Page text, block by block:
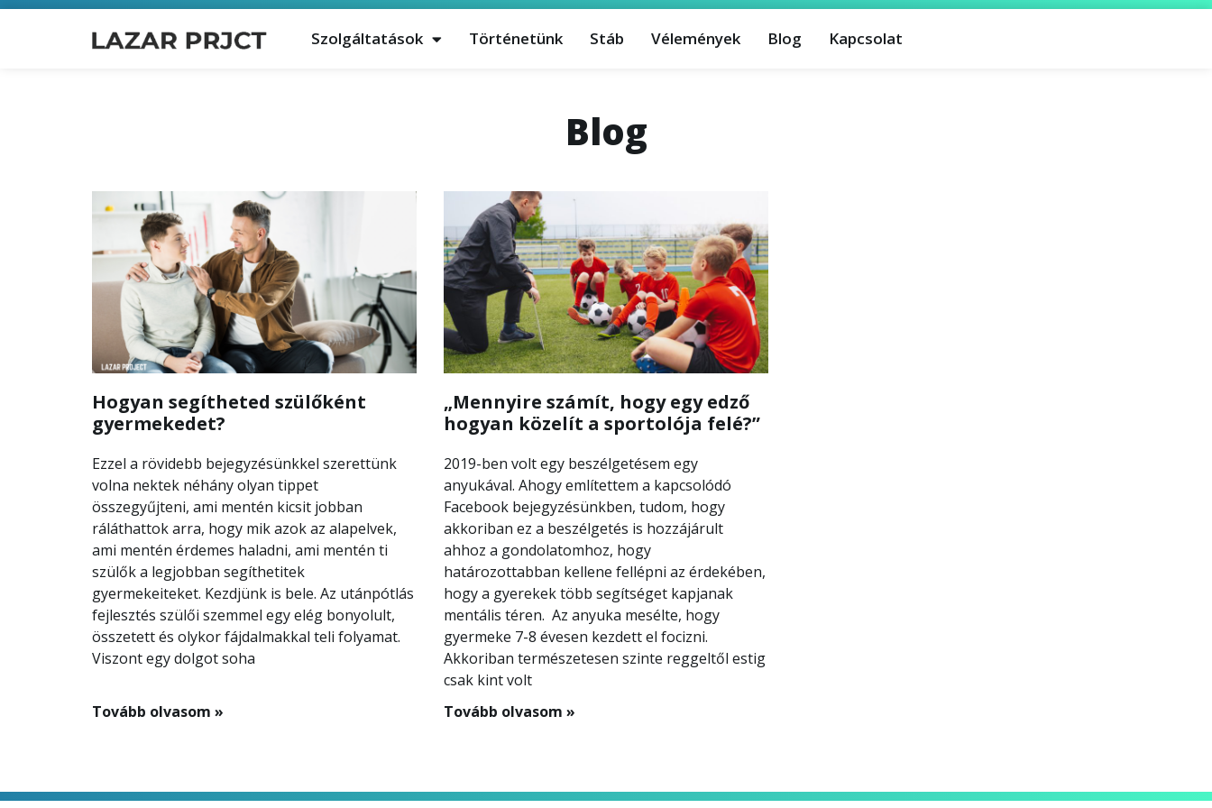
Szolgáltatások Történetünk Stáb Vélemények Blog Kapcsolat
Blog
Hogyan segítheted szülőként
gyermekedet?
Ezzel a rövidebb bejegyzésünkkel szerettünk
volna nektek néhány olyan tippet
összegyűjteni, ami mentén kicsit jobban
ráláthattok arra, hogy mik azok az alapelvek,
ami mentén érdemes haladni, ami mentén ti
szülők a legjobban segíthetitek
gyermekeiteket. Kezdjünk is bele. Az utánpótlás
fejlesztés szülői szemmel egy elég bonyolult,
összetett és olykor fájdalmakkal teli folyamat.
Viszont egy dolgot soha
Tovább olvasom »
„Mennyire számít, hogy egy edző
hogyan közelít a sportolója felé?”
2019-ben volt egy beszélgetésem egy
anyukával. Ahogy említettem a kapcsolódó
Facebook bejegyzésünkben, tudom, hogy
akkoriban ez a beszélgetés is hozzájárult
ahhoz a gondolatomhoz, hogy
határozottabban kellene fellépni az érdekében,
hogy a gyerekek több segítséget kapjanak
mentális téren. Az anyuka mesélte, hogy
gyermeke 7-8 évesen kezdett el focizni.
Akkoriban természetesen szinte reggeltől estig
csak kint volt
Tovább olvasom »